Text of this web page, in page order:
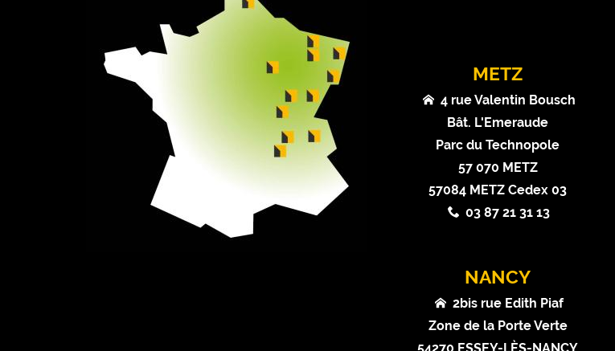
METZ
4 rue Valentin Bousch
Bât. L'Emeraude
Parc du Technopole
57 070 METZ
57084 METZ Cedex 03
03 87 21 31 13
NANCY
2bis rue Edith Piaf
Zone de la Porte Verte